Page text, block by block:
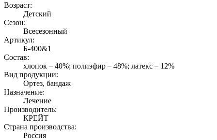
Возраст:
Детский
Сезон:
Всесезонный
Артикул:
Б-400&1
Состав:
хлопок – 40%; полиэфир – 48%; латекс – 12%
Вид продукции:
Ортез, бандаж
Назначение:
Лечение
Производитель:
КРЕЙТ
Страна производства:
Россия